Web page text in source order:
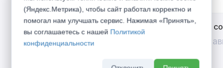
Открой двери выгоде. Дополнительная
скидка 10% на межкомнатные двери при
покупке входной двери
Divilux
До 31
(Яндекс.Метрика), чтобы сайт работал корректно и
помогал нам улучшать сервис. Нажимая «Принять»,
вы соглашаетесь с нашей Политикой
конфиденциальности